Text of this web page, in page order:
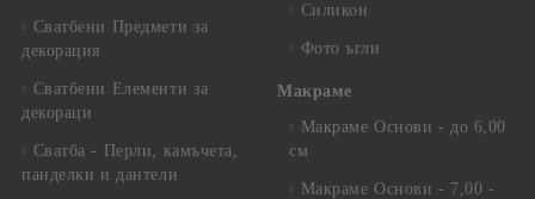
Сватбени Предмети за
декорация
Сватбени Елементи за
декораци
Сватба - Перли, камъчета,
панделки и дантели
Силикон
Фото ъгли
Макраме
Макраме Основи - до 6,00
см
Макраме Основи - 7,00 -